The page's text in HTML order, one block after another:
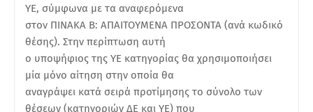
ΥΕ, σύμφωνα με τα αναφερόμενα
στον ΠΙΝΑΚΑ Β: ΑΠΑΙΤΟΥΜΕΝΑ ΠΡΟΣΟΝΤΑ (ανά κωδικό
θέσης). Στην περίπτωση αυτή
ο υποψήφιος της ΥΕ κατηγορίας θα χρησιμοποιήσει
μία μόνο αίτηση στην οποία θα
αναγράψει κατά σειρά προτίμησης το σύνολο των
θέσεων (κατηγοριών ΔΕ και ΥΕ) που